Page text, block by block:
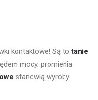
kontaktowe! Są totanie
mocy, promienia
stanowią wyroby